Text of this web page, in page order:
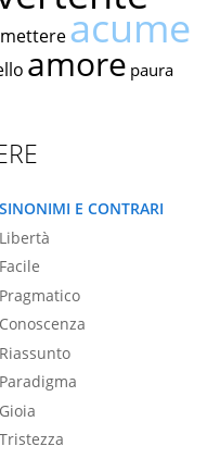
acume
amore paura
SINONIMI E CONTRARI
Libertà
Facile
Pragmatico
Conoscenza
Riassunto
Paradigma
Gioia
Tristezza